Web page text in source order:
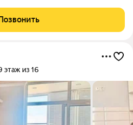
ТВ, интернет, кондиционер
этаж из 16